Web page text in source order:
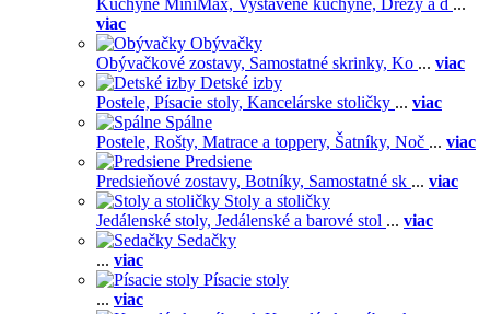
Kuchyne MiniMax, Vystavené kuchyne, Drezy a d ...
viac
Obývačky
Obývačkové zostavy, Samostatné skrinky, Ko ... viac
Detské izby
Postele, Písacie stoly, Kancelárske stoličky ... viac
Spálne
Postele, Rošty, Matrace a toppery, Šatníky, Noč ... viac
Predsiene
Predsieňové zostavy, Botníky, Samostatné sk ... viac
Stoly a stoličky
Jedálenské stoly, Jedálenské a barové stol ... viac
Sedačky
... viac
Písacie stoly
... viac